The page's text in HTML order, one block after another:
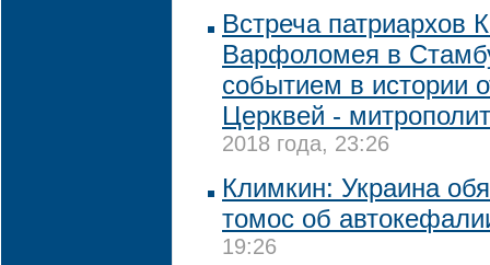
Встреча патриархов
Варфоломея в
событием в истории
Церквей -
2018 года, 23:26
Климкин: Украина
томос об
19:26